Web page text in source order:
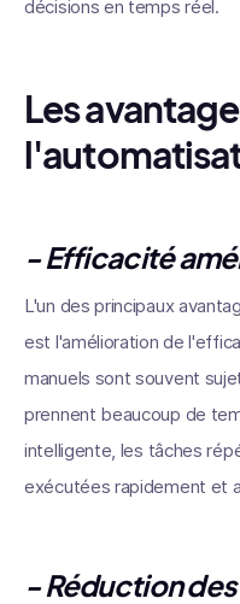
décisions en temps réel.
Les
- Efficacité
L'un des principaux
est l'amélioration de
manuels sont souvent
prennent beaucoup de
intelligente, les tâches
exécutées rapidement et
- Réduction